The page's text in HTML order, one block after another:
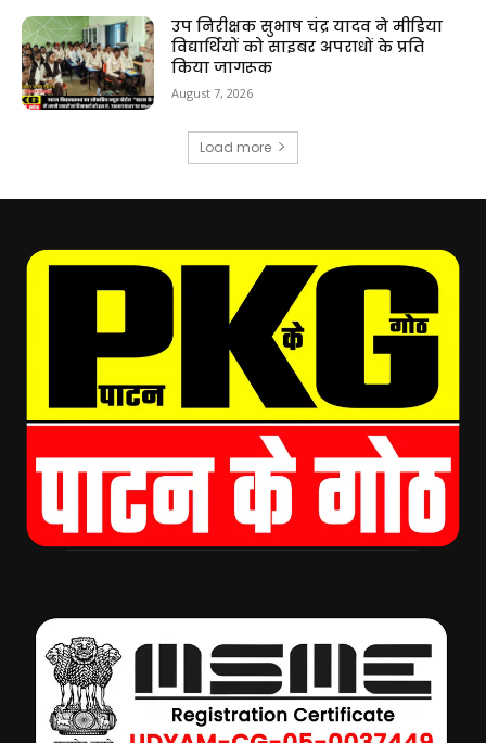
उप निरीक्षक सुभाष चंद्र यादव ने मीडिया
विद्यार्थियों को साइबर अपराधों के प्रति
किया जागरूक
August 7, 2026
Load more